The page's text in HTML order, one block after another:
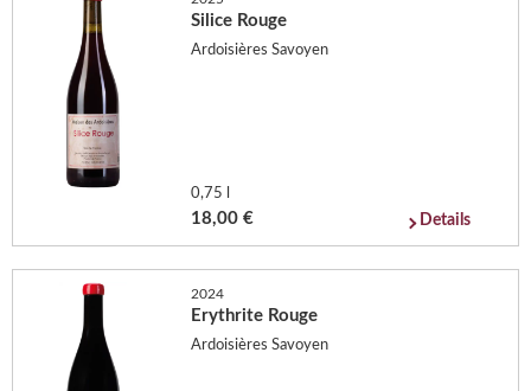
Silice Rouge
Ardoisières Savoyen
0,75 l
18,00 € Details
2024
Erythrite Rouge
Ardoisières Savoyen